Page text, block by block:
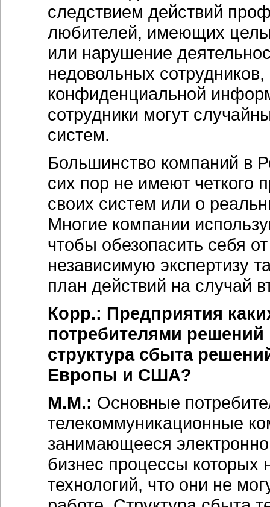
следствием действий
любителей, имеющих
или нарушение
недовольных
конфиденциальной
сотрудники могут
систем.
Большинство компаний в
сих пор не имеют четкого
своих систем или о
Многие компании
чтобы обезопасить себя
независимую экспертизу
план действий на случай
Корр.: Предприятия
потребителями
структура сбыта
Европы и США?
М.М.: Основные
телекоммуникационные
занимающееся
бизнес процессы которых
технологий, что они не